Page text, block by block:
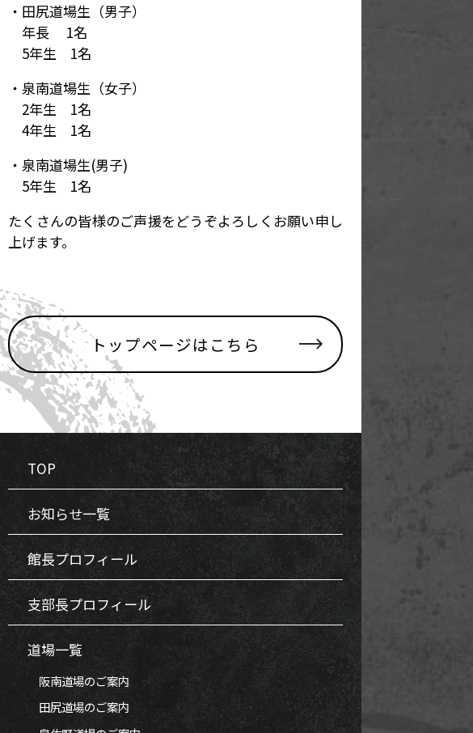
・田尻道場生（男子）
年長 1名
5年生 1名
・泉南道場生（女子）
2年生 1名
4年生 1名
・泉南道場生(男子)
5年生 1名
たくさんの皆様のご声援をどうぞよろしくお願い申し
上げます。
トップページはこちら
TOP
お知らせ一覧
館長プロフィール
支部長プロフィール
道場一覧
阪南道場のご案内
田尻道場のご案内